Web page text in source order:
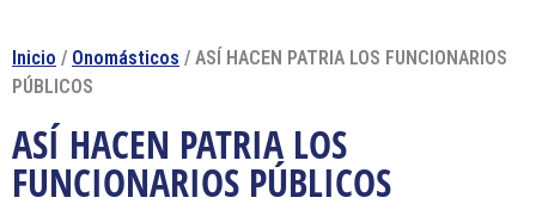
Inicio / Onomásticos / ASÍ HACEN PATRIA LOS FUNCIONARIOS
PÚBLICOS
ASÍ HACEN PATRIA LOS
FUNCIONARIOS PÚBLICOS